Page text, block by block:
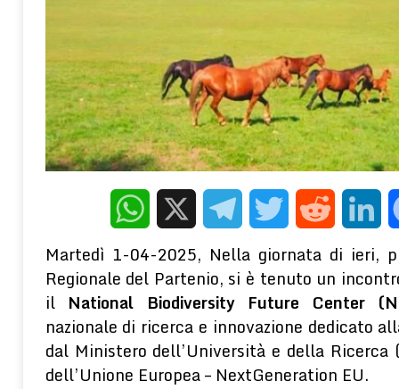
SCIENZA E TECNOLOGIE
[ 5 Agosto 2026 ]
Autocisterna si sgancia sulla A16: intervento dei
CRONACA
[ 5 Agosto 2026 ] Perché la musica ci emoziona: il legame con
WELLNESS E PSICOLOGIA
[ 5 Agosto 2026 ] Gli effetti depressogeni del contesto
terapeutico della PNEI
WELLNESS E PSICOLOGIA
WhatsApp
X TelegramTwitterReddit
Martedì 1-04-2025, Nella giornata di ieri,
Regionale del Partenio, si è tenuto un
il National Biodiversity Future Center
nazionale di ricerca e innovazione dedicato
dal Ministero dell’Università e della
dell’Unione Europea – NextGeneration EU.